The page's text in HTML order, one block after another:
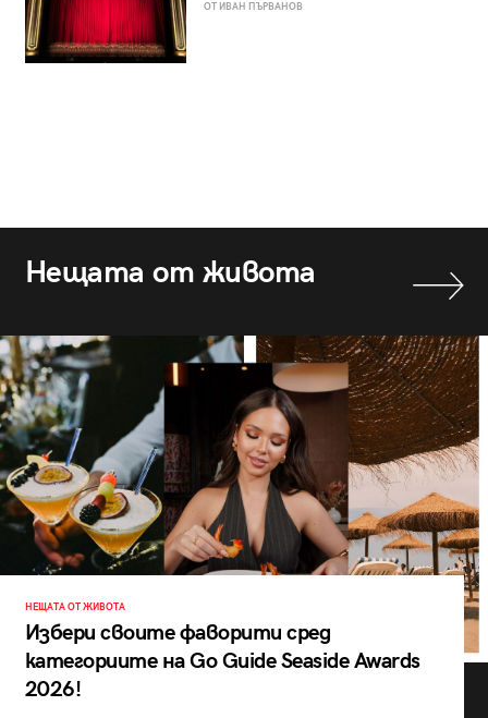
ОТ ИВАН ПЪРВАНОВ
Нещата от живота
НЕЩАТА ОТ ЖИВОТА
Избери своите фаворити сред
категориите на Go Guide Seaside Awards
2026!